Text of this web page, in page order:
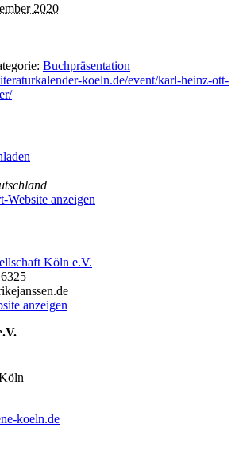
2020
Buchpräsentation
koeln.de/event/karl-heinz-ott-
Website anzeigen
Köln e.V.
anzeigen
koeln.de